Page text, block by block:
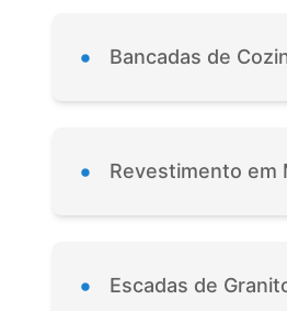
• Bancadas de
• Revestimento em
• Escadas de